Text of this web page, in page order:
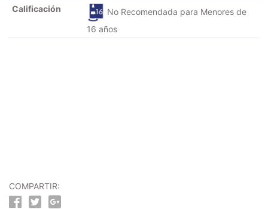
Calificación
No Recomendada para Menores de
16 años
COMPARTIR: